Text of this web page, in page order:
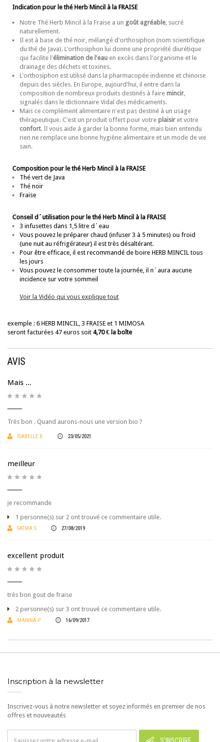
Indication pour le thé Herb Mincil à la FRAISE
Notre Thé Herb Mincil à la Fraise a un goût agréable, sucré
naturellement.
Il est à base de thé noir, mélangé d'orthosiphon (nom scientifique
du thé de Java). L'orthosiphon lui donne une propriété diurétique
qui facilite l'élimination de l'eau en excès dans l'organisme et le
drainage des déchets et toxines.
L'orthosiphon est utilisé dans la pharmacopée indienne et chinoise
depuis des siècles. En Europe, aujourd'hui, il entre dans la
composition de nombreux produits destinés à faire mincir,
signalés dans le dictionnaire Vidal des médicaments.
Mais ce complément alimentaire n'est pas destiné à un usage
thérapeutique. C'est un produit offert pour votre plaisir et votre
confort. Il vous aide à garder la bonne forme, mais bien entendu
rien ne remplace une bonne hygiène alimentaire et un mode de vie
sain.
Composition pour le thé Herb Mincil à la FRAISE
Thé vert de Java
Thé noir
Fraise
Conseil d´utilisation pour le thé Herb Mincil à la FRAISE
3 infusettes dans 1,5 litre d´eau
Vous pouvez le préparer chaud (infuser 3 à 5 minutes) ou froid
(une nuit au réfrigérateur) il est très désaltérant.
Pour être efficace, il est recommandé de boire HERB MINCIL tous
les jours
Vous pouvez le consommer toute la journée, il n´aura aucune
incidence sur votre sommeil
Voir la Vidéo qui vous explique tout
exemple : 6 HERB MINCIL, 3 FRAISE et 1 MIMOSA
seront facturées 47 euros soit 4,70 € la boîte
AVIS
Mais ...
Très bon . Quand aurons-nous une version bio ?
ISABELLE B 23/05/2021
meilleur
je recommande
1 personne(s) sur 2 ont trouvé ce commentaire utile.
FATMA S 27/08/2019
excellent produit
très bon gout de fraise
2 personne(s) sur 3 ont trouvé ce commentaire utile.
MARINA P 16/09/2017
Inscription à la newsletter
Inscrivez-vous à notre newsletter et soyez informés en premier de nos
offres et nouveautés